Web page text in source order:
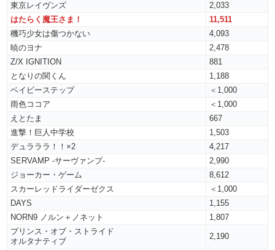
東京レイヴンズ
2,033
はたらく魔王さま！
11,511
機巧少女は傷つかない
4,093
暁のヨナ
2,478
Z/X IGNITION
881
となりの関くん
1,188
ベイビーステップ
＜1,000
雨色ココア
＜1,000
えとたま
667
進撃！巨人中学校
1,503
デュラララ！！×2
4,217
SERVAMP -サーヴァンプ-
2,990
ジョーカー・ゲーム
8,612
スカーレッドライダーゼクス
＜1,000
DAYS
1,155
NORN9 ノルン＋ノネット
1,807
プリンス・オブ・ストライド
オルタナティブ
2,190